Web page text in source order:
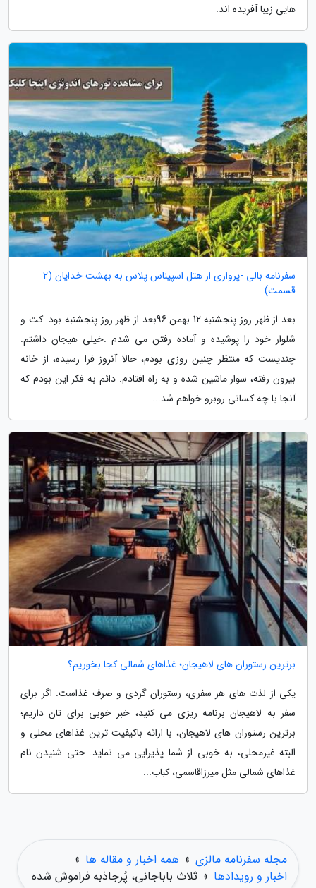
هایی زیبا آفریده اند.
سفرنامه بالی -پروازی از هتل اسپیناس پلاس به بهشت خدایان (2
قسمت)
بعد از ظهر روز پنجشنبه 12 بهمن 96بعد از ظهر روز پنجشنبه بود. کت و
شلوار خود را پوشیده و آماده رفتن می شدم .خیلی هیجان داشتم.
چندیست که منتظر چنین روزی بودم، حالا آنروز فرا رسیده، از خانه
بیرون رفته، سوار ماشین شده و به راه افتادم. دائم به فکر این بودم که
آنجا با چه کسانی روبرو خواهم شد...
برترین رستوران های لاهیجان؛ غذاهای شمالی کجا بخوریم؟
یکی از لذت های هر سفری، رستوران گردی و صرف غذاست. اگر برای
سفر به لاهیجان برنامه ریزی می کنید، خبر خوبی برای تان داریم؛
برترین رستوران های لاهیجان، با ارائه باکیفیت ترین غذاهای محلی و
البته غیرمحلی، به خوبی از شما پذیرایی می نماید. حتی شنیدن نام
غذاهای شمالی مثل میرزاقاسمی، کباب...
مجله سفرنامه مالزی » همه اخبار و مقاله ها »
اخبار و رویدادها » ثلاث باباجانی، پُرجاذبه فراموش شده